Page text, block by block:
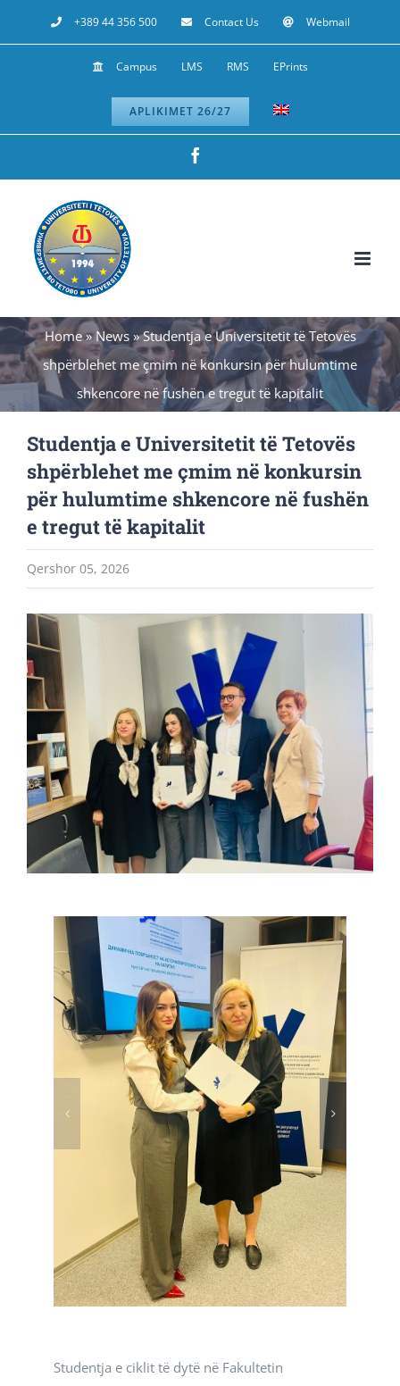
to
+389 44 356 500 Contact Us Webmail
Campus LMS RMS EPrints
APLIKIMET 26/27
Home»News»Studentja e Universitetit të Tetovës
shpërblehet me çmim në konkursin për hulumtime
shkencore në fushën e tregut të kapitalit
Studentja e Universitetit të Tetovës
shpërblehet me çmim në konkursin
për hulumtime shkencore në fushën
e tregut të kapitalit
Qershor 05, 2026
View
Larger
Image
Studentja e ciklit të dytë në Fakultetin